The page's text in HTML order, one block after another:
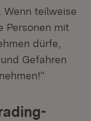
teilweise
Personen mit
dürfe,
Gefahren